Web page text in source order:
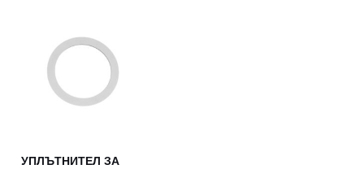
УПЛЪТНИТЕЛ ЗА